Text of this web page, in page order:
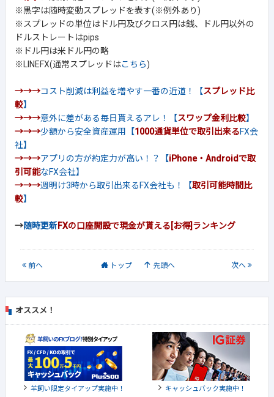
※黒字は随時変動スプレッドを表す(※例外あり)
※スプレッドの単位はドル円及びクロス円は銭、ドル円以外の
ドルストレートはpips
※ドル円は米ドル円の略
※LINEFX(通常スプレッドはこちら)
→→→コスト削減は利益を増やす一番の近道！【スプレッド比
較】
→→→意外に差がある毎日貰えるアレ！【スワップ金利比較】
→→→少額から安全資産運用【1000通貨単位で取引出来るFX会
社】
→→→アプリの方が約定力が高い！？【iPhone・Androidで取
引可能なFX会社】
→→→週明け3時から取引出来るFX会社も！【取引可能時間比
較】
→随時更新FXの口座開設で現金が貰える[お得]ランキング
前へ トップ 先頭へ 次へ
オススメ！
羊飼い限定タイアップ実施中！ キャッシュバック実施中！